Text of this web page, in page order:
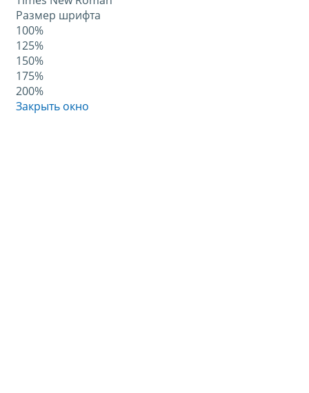
Размер шрифта
100%
125%
150%
175%
200%
Закрыть окно